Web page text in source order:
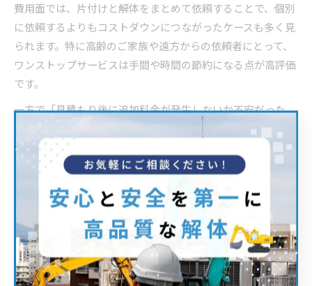
費用面では、片付けと解体をまとめて依頼することで、個別
に依頼するよりもコストダウンにつながったケースも多く見
られます。特に高齢のご家族や遠方からの依頼者にとって、
ワンストップサービスは手間や時間の節約になる点が高評価
です。
一方で「見積もり後に追加料金が発生しないか不安だった
が、事前に丁寧な説明があり納得してお願いできた」といっ
た声もあり、信頼できる便利屋選びが重要であることが分か
ります。現地調査や相談の段階で、作業内容や費用の詳細を
しっかり確認することが、満足度の高い依頼につながりま
古い家の解体で便利屋が活躍した事例紹介
古い家の解体現場では、便利屋が多角的なサポートを提供